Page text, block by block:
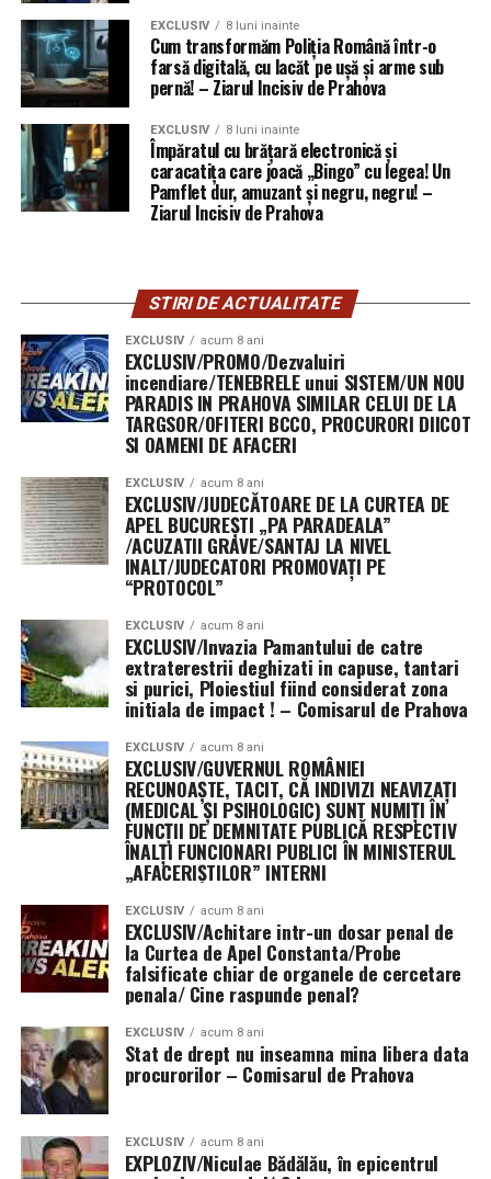
EXCLUSIV 8 luni inainte
Cum transformăm Poliția Română într-o
farsă digitală, cu lacăt pe ușă și arme sub
pernă! – Ziarul Incisiv de Prahova
EXCLUSIV 8 luni inainte
Împăratul cu brățară electronică și
caracatița care joacă „Bingo” cu legea! Un
Pamflet dur, amuzant și negru, negru! –
Ziarul Incisiv de Prahova
STIRI DE ACTUALITATE
EXCLUSIV acum 8 ani
EXCLUSIV/PROMO/Dezvaluiri
incendiare/TENEBRELE unui SISTEM/UN NOU
PARADIS IN PRAHOVA SIMILAR CELUI DE LA
TARGSOR/OFITERI BCCO, PROCURORI DIICOT
SI OAMENI DE AFACERI
EXCLUSIV acum 8 ani
EXCLUSIV/JUDECĂTOARE DE LA CURTEA DE
APEL BUCUREȘTI „PA PARADEALA”
/ACUZATII GRAVE/SANTAJ LA NIVEL
INALT/JUDECATORI PROMOVAȚI PE
“PROTOCOL”
EXCLUSIV acum 8 ani
EXCLUSIV/Invazia Pamantului de catre
extraterestrii deghizati in capuse, tantari
si purici, Ploiestiul fiind considerat zona
initiala de impact ! – Comisarul de Prahova
EXCLUSIV acum 8 ani
EXCLUSIV/GUVERNUL ROMÂNIEI
RECUNOAȘTE, TACIT, CĂ INDIVIZI NEAVIZAȚI
(MEDICAL ȘI PSIHOLOGIC) SUNT NUMIȚI ÎN
FUNCȚII DE DEMNITATE PUBLICĂ RESPECTIV
ÎNALȚI FUNCIONARI PUBLICI ÎN MINISTERUL
„AFACERIȘTILOR” INTERNI
EXCLUSIV acum 8 ani
EXCLUSIV/Achitare intr-un dosar penal de
la Curtea de Apel Constanta/Probe
falsificate chiar de organele de cercetare
penala/ Cine raspunde penal?
EXCLUSIV acum 8 ani
Stat de drept nu inseamna mina libera data
procurorilor – Comisarul de Prahova
EXCLUSIV acum 8 ani
EXPLOZIV/Niculae Bădălău, în epicentrul